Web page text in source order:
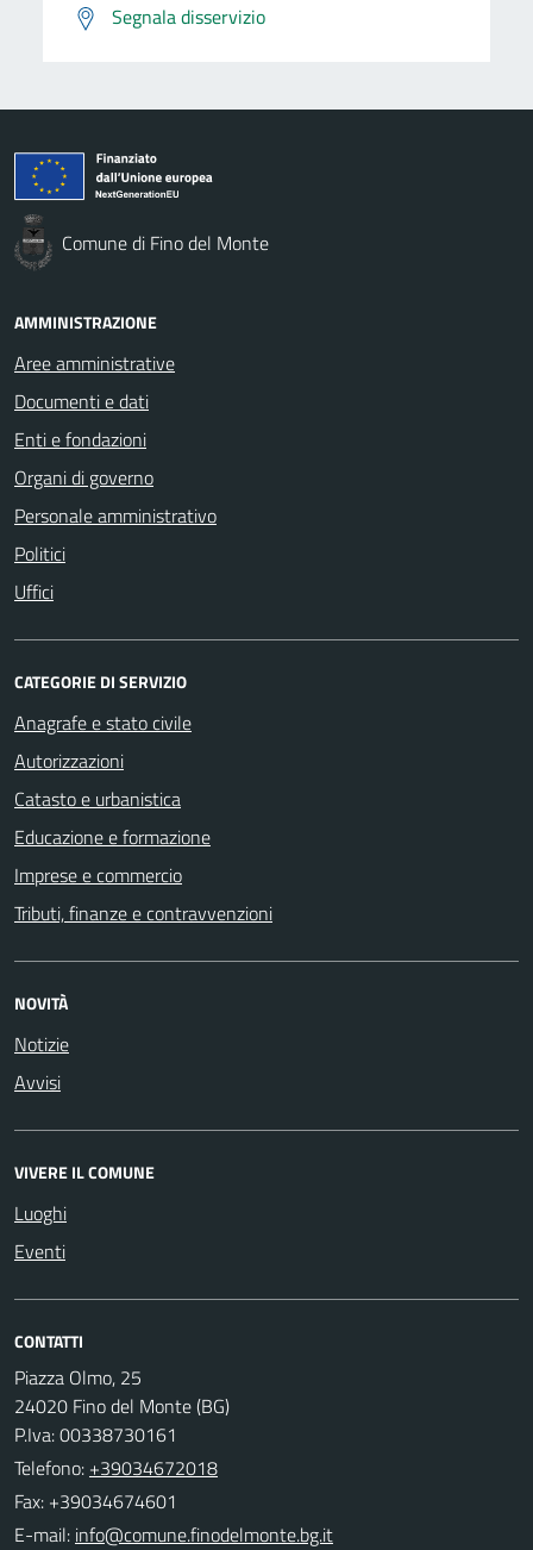
Segnala disservizio
Comune di Fino del Monte
AMMINISTRAZIONE
Aree amministrative
Documenti e dati
Enti e fondazioni
Organi di governo
Personale amministrativo
Politici
Uffici
CATEGORIE DI SERVIZIO
Anagrafe e stato civile
Autorizzazioni
Catasto e urbanistica
Educazione e formazione
Imprese e commercio
Tributi, finanze e contravvenzioni
NOVITÀ
Notizie
Avvisi
VIVERE IL COMUNE
Luoghi
Eventi
CONTATTI
Piazza Olmo, 25
24020 Fino del Monte (BG)
P.Iva: 00338730161
Telefono: +39034672018
Fax: +39034674601
E-mail: